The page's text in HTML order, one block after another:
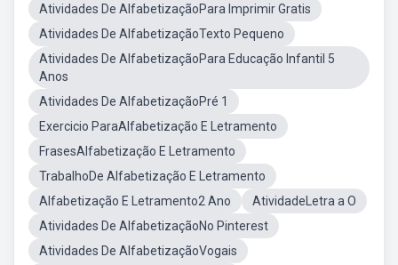
Atividades De AlfabetizaçãoPara Imprimir Gratis
Atividades De AlfabetizaçãoTexto Pequeno
Atividades De AlfabetizaçãoPara Educação Infantil 5
Anos
Atividades De AlfabetizaçãoPré 1
Exercicio ParaAlfabetização E Letramento
FrasesAlfabetização E Letramento
TrabalhoDe Alfabetização E Letramento
Alfabetização E Letramento2 Ano
AtividadeLetra a O
Atividades De AlfabetizaçãoNo Pinterest
Atividades De AlfabetizaçãoVogais